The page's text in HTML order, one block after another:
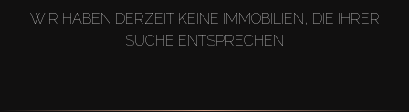
WIR HABEN DERZEIT KEINE IMMOBILIEN, DIE IHRER
SUCHE ENTSPRECHEN